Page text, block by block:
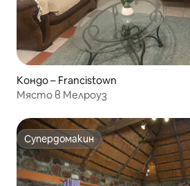
Кондо – Francistown
Място в Мелроуз
Супердомакин
Супердомакин